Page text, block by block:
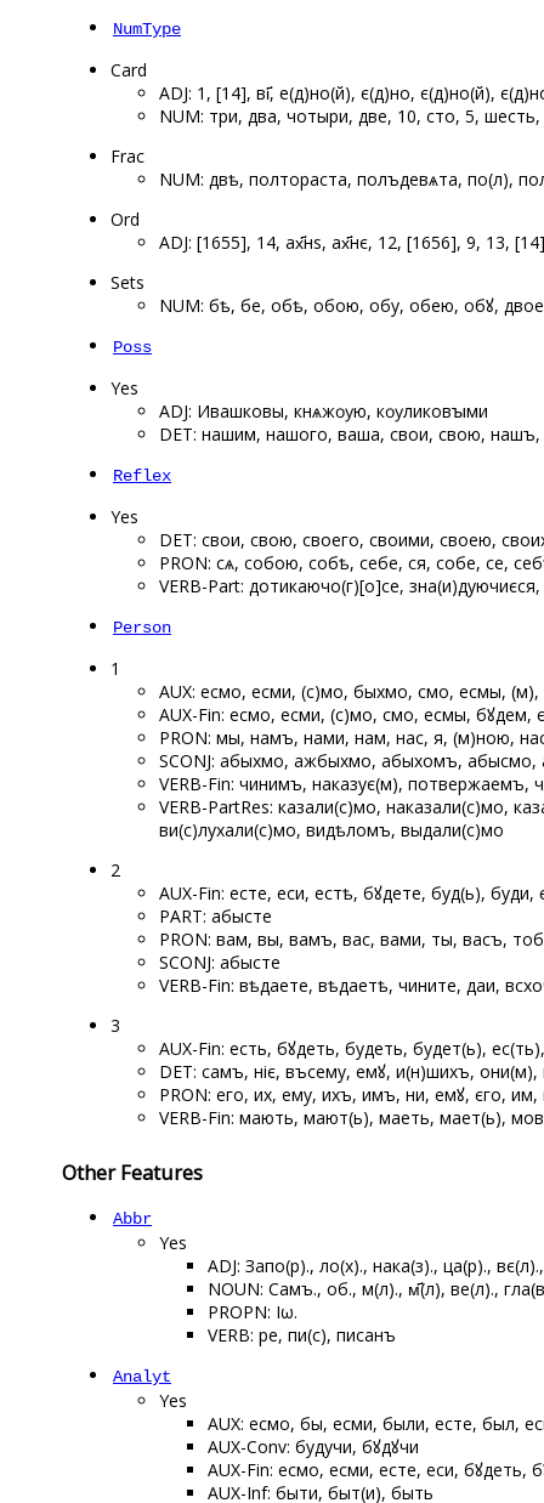
NumType
Card
ADJ: 1, [14], ві҃, е(д)но(й), є(д)но, є(д)но(й),
NUM: три, два, чотыри, две, 10, сто, 5,
Frac
NUM: двѣ, полтораста, полъдевѧта, по(л),
Ord
ADJ: [1655], 14, ах҃нѕ, ах҃нє, 12, [1656], 9, 13,
Sets
NUM: ѡбѣ, ѡбе, обѣ, обою, обу, обею, обꙋ, двое,
Poss
Yes
ADJ: Ивашковы, кнѧжѹю, кѹликовꙑми
DET: нашим, нашого, ваша, свои, свою,
Reflex
Yes
DET: свои, свою, своего, своими, своею,
PRON: сѧ, собою, собѣ, себе, ся, собе, се,
VERB-Part: дотикаючо(г)[о]се,
Person
1
AUX: есмо, есми, (с)мо, быхмо, смо, есмы,
AUX-Fin: есмо, есми, (с)мо, смо, есмы, бꙋдем,
PRON: мы, намъ, нами, нам, нас, я, (м)ною,
SCONJ: абыхмо, ажбыхмо, абыхомъ,
VERB-Fin: чинимъ, наказує(м),
VERB-PartRes: казали(с)мо, наказали(с)мо,
ви(с)лухали(с)мо, видѣломъ, выдали(с)мо
2
AUX-Fin: есте, еси, естѣ, бꙋдете, буд(ь),
PART: абысте
PRON: вам, вы, вамъ, вас, вами, ты, васъ,
SCONJ: абысте
VERB-Fin: вѣдаете, вѣдаетѣ, чините, даи,
3
AUX-Fin: есть, бꙋдеть, будеть, будет(ь),
DET: самъ, ѡніє, въсему, емꙋ, и(н)шихъ, они(м),
PRON: его, их, ему, ихъ, имъ, ѡни, емꙋ, єго, им,
VERB-Fin: мають, мают(ь), маеть, мает(ь),
Other Features
Abbr
Yes
ADJ: Запо(р)., ло(х)., нака(з)., ца(р).,
NOUN: Самъ., об., м(л)., м҃(л), ве(л).,
PROPN: Іω.
VERB: ре, ѡпи(с), ѡписанъ
Analyt
Yes
AUX: есмо, бы, есми, были, есте, был,
AUX-Conv: будучи, бꙋдꙋчи
AUX-Fin: есмо, есми, есте, еси, бꙋдеть,
AUX-Inf: быти, быт(и), быть